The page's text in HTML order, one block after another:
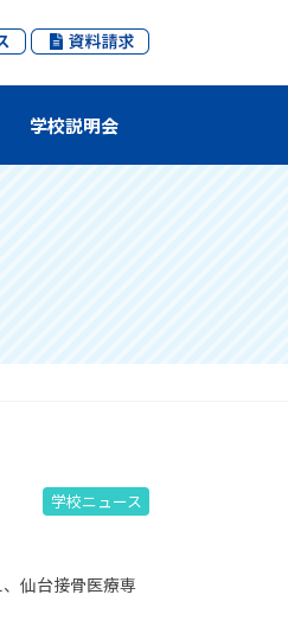
学校説明会
学校ニュース
仙台接骨医療専